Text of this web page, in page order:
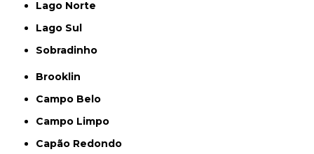
Lago Norte
Lago Sul
Sobradinho
Brooklin
Campo Belo
Campo Limpo
Capão Redondo